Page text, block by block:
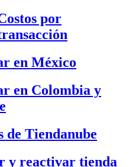
por
en México
en Colombia y
de Tiendanube
y reactivar tienda